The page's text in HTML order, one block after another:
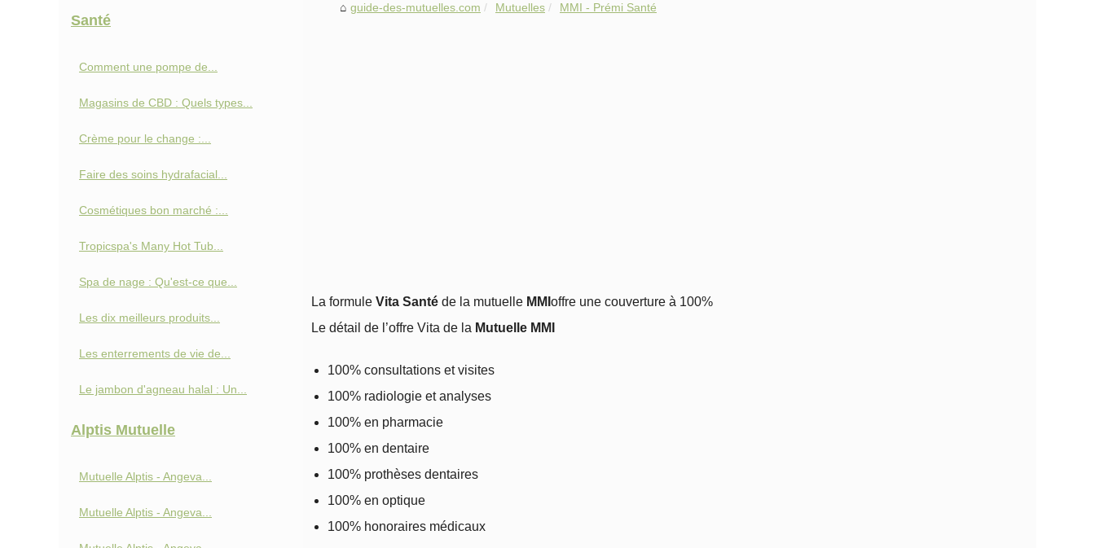
guide-des-mutuelles.com Mutuelles MMI - Prémi Santé
La formule Vita Santé de la mutuelle MMI offre une couverture à 100%
Le détail de l’offre Vita de la Mutuelle MMI
100% consultations et visites
100% radiologie et analyses
100% en pharmacie
100% en dentaire
100% prothèses dentaires
100% en optique
100% honoraires médicaux
Santé
Comment une pompe de...
Magasins de CBD : Quels types...
Crème pour le change :...
Faire des soins hydrafacial...
Cosmétiques bon marché :...
Tropicspa's Many Hot Tub...
Spa de nage : Qu'est-ce que...
Les dix meilleurs produits...
Les enterrements de vie de...
Le jambon d'agneau halal : Un...
Alptis Mutuelle
Mutuelle Alptis - Angeva...
Mutuelle Alptis - Angeva...